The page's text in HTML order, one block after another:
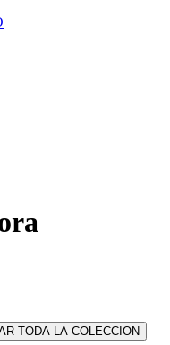
TODA LA COLECCION